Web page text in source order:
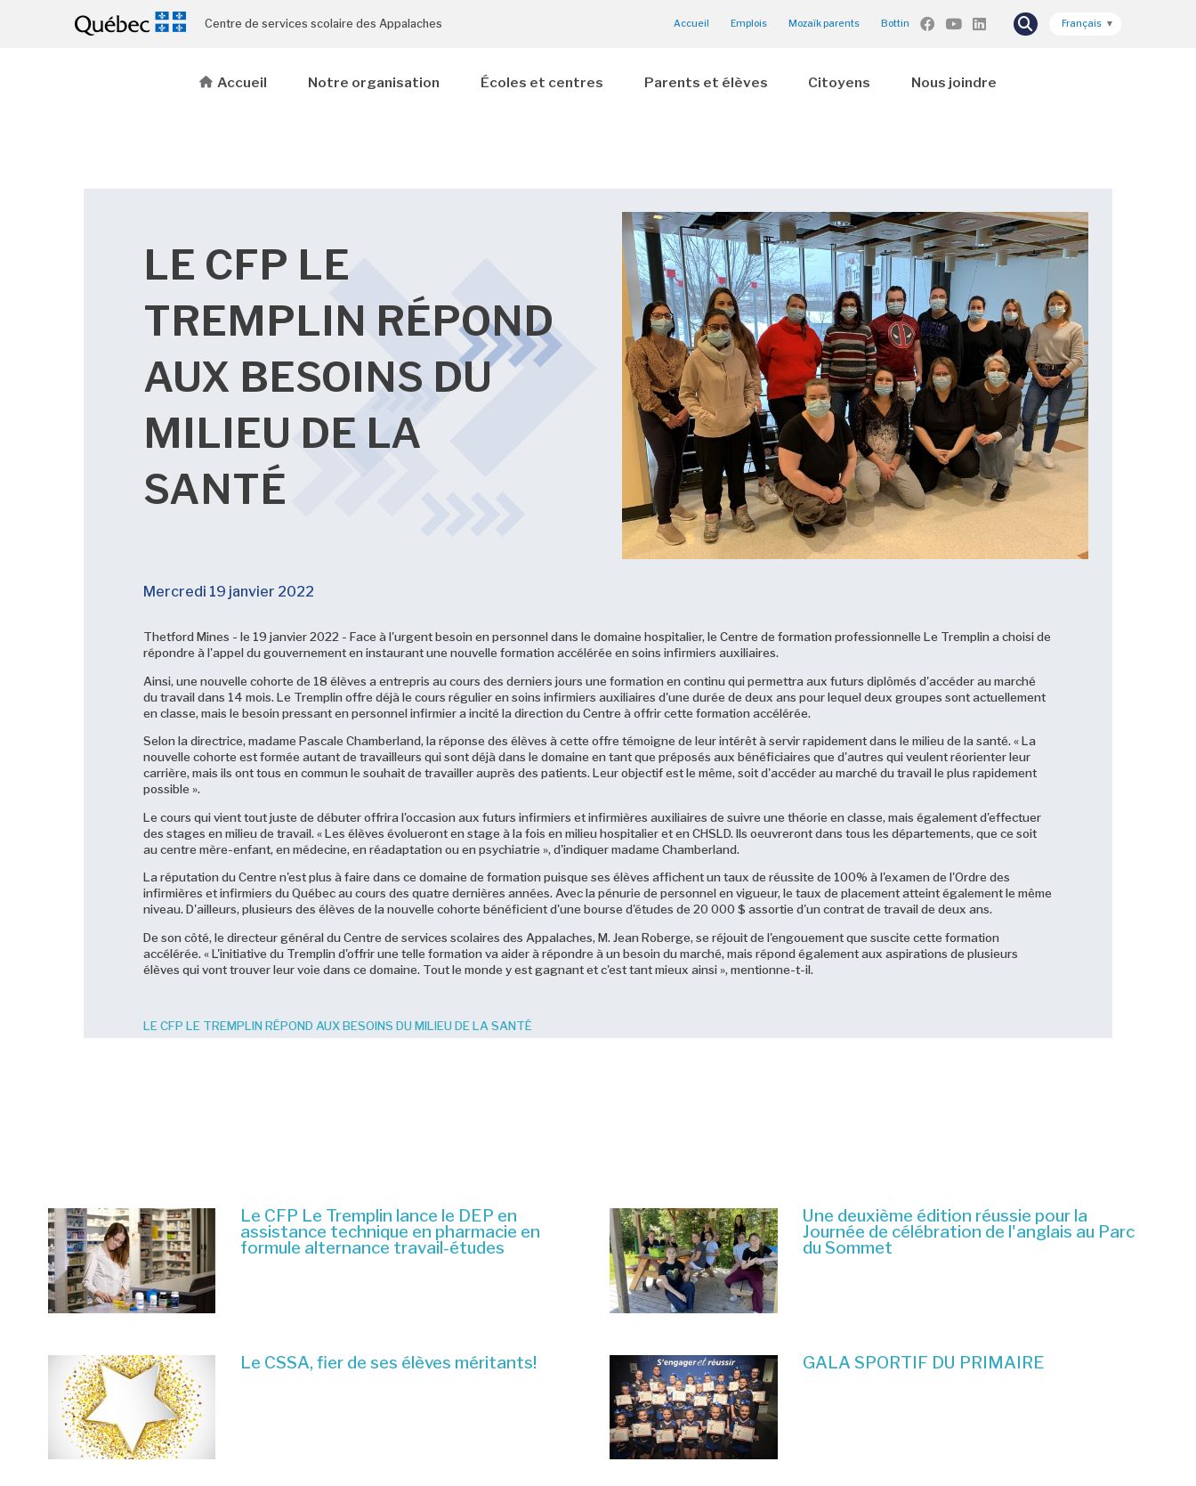
Centre de services scolaire des Appalaches Accueil Emplois Mozaïk parents Bottin Français ▼
Accueil Notre organisation Écoles et centres Parents et élèves Citoyens Nous joindre
LE CFP LE
TREMPLIN RÉPOND
AUX BESOINS DU
MILIEU DE LA
SANTÉ
Mercredi 19 janvier 2022
Thetford Mines - le 19 janvier 2022 - Face à l'urgent besoin en personnel dans le domaine hospitalier, le Centre de formation professionnelle Le Tremplin a choisi de
répondre à l'appel du gouvernement en instaurant une nouvelle formation accélérée en soins infirmiers auxiliaires.
Ainsi, une nouvelle cohorte de 18 élèves a entrepris au cours des derniers jours une formation en continu qui permettra aux futurs diplômés d'accéder au marché
du travail dans 14 mois. Le Tremplin offre déjà le cours régulier en soins infirmiers auxiliaires d'une durée de deux ans pour lequel deux groupes sont actuellement
en classe, mais le besoin pressant en personnel infirmier a incité la direction du Centre à offrir cette formation accélérée.
Selon la directrice, madame Pascale Chamberland, la réponse des élèves à cette offre témoigne de leur intérêt à servir rapidement dans le milieu de la santé. « La
nouvelle cohorte est formée autant de travailleurs qui sont déjà dans le domaine en tant que préposés aux bénéficiaires que d'autres qui veulent réorienter leur
carrière, mais ils ont tous en commun le souhait de travailler auprès des patients. Leur objectif est le même, soit d'accéder au marché du travail le plus rapidement
possible ».
Le cours qui vient tout juste de débuter offrira l'occasion aux futurs infirmiers et infirmières auxiliaires de suivre une théorie en classe, mais également d'effectuer
des stages en milieu de travail. « Les élèves évolueront en stage à la fois en milieu hospitalier et en CHSLD. Ils oeuvreront dans tous les départements, que ce soit
au centre mère-enfant, en médecine, en réadaptation ou en psychiatrie », d'indiquer madame Chamberland.
La réputation du Centre n'est plus à faire dans ce domaine de formation puisque ses élèves affichent un taux de réussite de 100% à l'examen de l'Ordre des
infirmières et infirmiers du Québec au cours des quatre dernières années. Avec la pénurie de personnel en vigueur, le taux de placement atteint également le même
niveau. D'ailleurs, plusieurs des élèves de la nouvelle cohorte bénéficient d'une bourse d'études de 20 000 $ assortie d'un contrat de travail de deux ans.
De son côté, le directeur général du Centre de services scolaires des Appalaches, M. Jean Roberge, se réjouit de l'engouement que suscite cette formation
accélérée. « L'initiative du Tremplin d'offrir une telle formation va aider à répondre à un besoin du marché, mais répond également aux aspirations de plusieurs
élèves qui vont trouver leur voie dans ce domaine. Tout le monde y est gagnant et c'est tant mieux ainsi », mentionne-t-il.
LE CFP LE TREMPLIN RÉPOND AUX BESOINS DU MILIEU DE LA SANTÉ
Le CFP Le Tremplin lance le DEP en
assistance technique en pharmacie en
formule alternance travail-études
Une deuxième édition réussie pour la
Journée de célébration de l'anglais au Parc
du Sommet
Le CSSA, fier de ses élèves méritants! GALA SPORTIF DU PRIMAIRE